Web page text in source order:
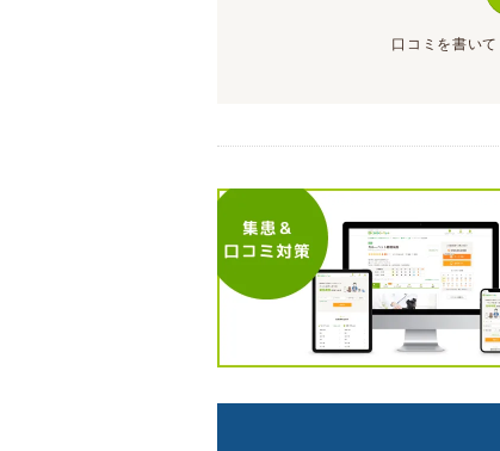
口コミを書いて